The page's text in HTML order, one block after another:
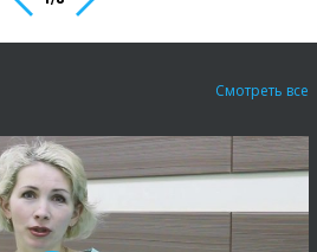
Смотреть все